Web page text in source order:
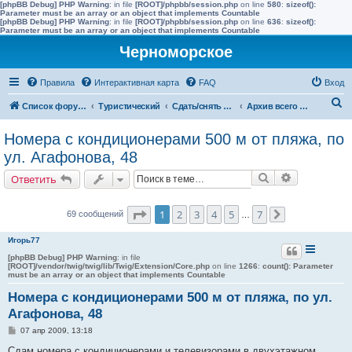
[phpBB Debug] PHP Warning: in file [ROOT]/phpbb/session.php on line 580: sizeof():
Parameter must be an array or an object that implements Countable
[phpBB Debug] PHP Warning: in file [ROOT]/phpbb/session.php on line 636: sizeof():
Parameter must be an array or an object that implements Countable
Черноморское
Правила Интерактивная карта FAQ Вход
Список форумов Туристический Сдать/снять в других населенных пунктах района Архив всего жилья до 2015 года
и
Номера с кондиционерами 500 м от пляжа, по
ул. Агафонова, 48
Ответить Поиск
69 сообщений Страница1 из
1 2 3 4 5 7
Игорь77
[phpBB Debug] PHP Warning: in file
[ROOT]/vendor/twig/twig/lib/Twig/Extension/Core.php on line 1266: count(): Parameter
must be an array or an object that implements Countable
Номера с кондиционерами 500 м от пляжа, по ул.
Агафонова, 48
С
о
07 апр 2009, 13:18